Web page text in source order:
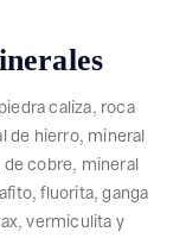
caliza, roca
de hierro, mineral
cobre, mineral
fluorita, ganga
vermiculita y